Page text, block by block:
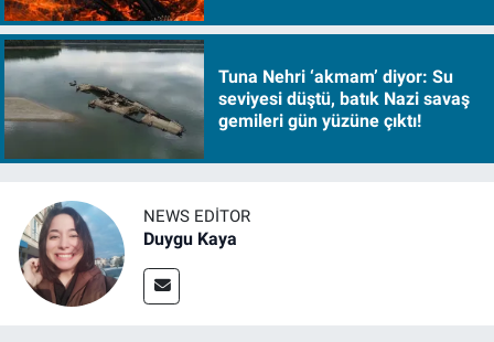
Tuna Nehri ‘akmam’ diyor: Su
seviyesi düştü, batık Nazi savaş
gemileri gün yüzüne çıktı!
NEWS EDITOR
Duygu Kaya